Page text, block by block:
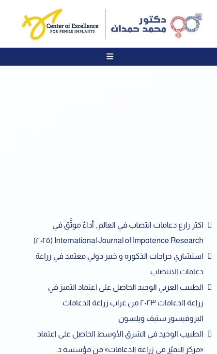
اكثر زارع دعامات انتصاب في العالم , أداءٌ موثَّق في
International Journal of Impotence Research (٢٠٢٥)
استشاري جراحات الذكوره و خبير دولي معتمد في زراعة
دعامات الانتصاب
الطبيب العربي الوحيد الحاصل على اعتماد التميز في
زراعة الدعامات ٢٠٢٣ من عراب زراعة الدعامات
البروفيسور ستيف ويلسون
الطبيب الوحيد في الشرق الأوسط الحاصل على اعتماد
«مركز التميّز في زراعة الدعامات» من مؤسسة د.